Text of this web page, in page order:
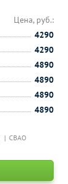
СВАО
Цена, руб.:
4290
4290
4890
4890
4890
4890